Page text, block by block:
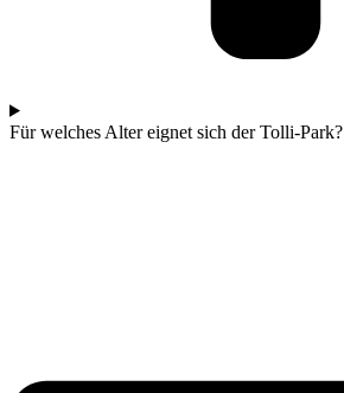
Für welches Alter eignet sich der Tolli-Park?